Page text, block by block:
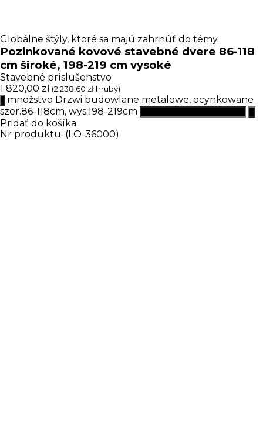
Globálne štýly, ktoré sa majú zahrnúť do témy.
Pozinkované kovové stavebné dvere 86-118
cm široké, 198-219 cm vysoké
Stavebné príslušenstvo
1 820,00 zł (2 238,60 zł hrubý)
množstvo Drzwi budowlane metalowe, ocynkowane
szer.86-118cm, wys.198-219cm
Pridať do košíka
Nr produktu: (LO-36000)